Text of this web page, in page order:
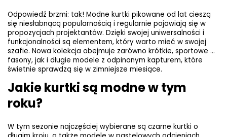
Odpowiedź brzmi: tak! Modne kurtki pikowane od lat cieszą
się niesłabnącą popularnością i regularnie pojawiają się w
propozycjach projektantów. Dzięki swojej uniwersalności i
funkcjonalności są elementem, który warto mieć w swojej
szafie. Nowa kolekcja obejmuje zarówno krótkie, sportowe
fasony, jak i długie modele z odpinanym kapturem, które
świetnie sprawdzą się w zimniejsze miesiące.
Jakie kurtki są modne w tym
roku?
W tym sezonie najczęściej wybierane są czarne kurtki o